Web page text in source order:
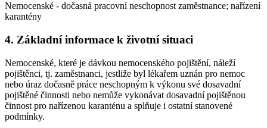
Nemocenské - dočasná pracovní neschopnost zaměstnance; nařízení
karantény
4. Základní informace k životní situaci
Nemocenské, které je dávkou nemocenského pojištění, náleží
pojištěnci, tj. zaměstnanci, jestliže byl lékařem uznán pro nemoc
nebo úraz dočasně práce neschopným k výkonu své dosavadní
pojištěné činnosti nebo nemůže vykonávat dosavadní pojištěnou
činnost pro nařízenou karanténu a splňuje i ostatní stanovené
podmínky.